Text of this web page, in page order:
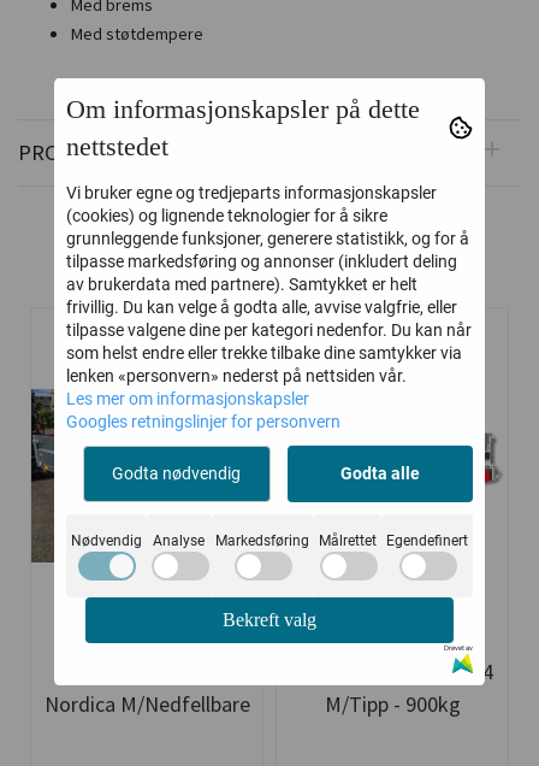
Med brems
Med støtdempere
PRODUSENT
Relaterte produkter
Nordica M/Nedfellbare
Norgeshengern N0924
M/Tipp - 900kg
Om informasjonskapsler på dette
nettstedet
Vi bruker egne og tredjeparts informasjonskapsler
(cookies) og lignende teknologier for å sikre
grunnleggende funksjoner, generere statistikk, og for å
tilpasse markedsføring og annonser (inkludert deling
av brukerdata med partnere). Samtykket er helt
frivillig. Du kan velge å godta alle, avvise valgfrie, eller
tilpasse valgene dine per kategori nedenfor. Du kan når
som helst endre eller trekke tilbake dine samtykker via
lenken «personvern» nederst på nettsiden vår.
Les mer om informasjonskapsler
Googles retningslinjer for personvern
Godta nødvendig Godta alle
Nødvendig Analyse Markedsføring Målrettet Egendefinert
Bekreft valg
Drevet av